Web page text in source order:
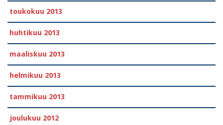
toukokuu 2013
huhtikuu 2013
maaliskuu 2013
helmikuu 2013
tammikuu 2013
joulukuu 2012